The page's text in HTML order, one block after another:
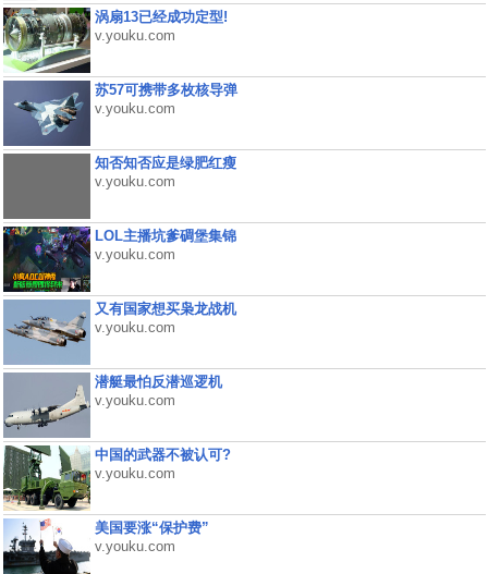
涡扇13已经成功定型!
v.youku.com
苏57可携带多枚核导弹
v.youku.com
知否知否应是绿肥红瘦
v.youku.com
LOL主播坑爹碉堡集锦
v.youku.com
又有国家想买枭龙战机
v.youku.com
潜艇最怕反潜巡逻机
v.youku.com
中国的武器不被认可?
v.youku.com
美国要涨“保护费”
v.youku.com